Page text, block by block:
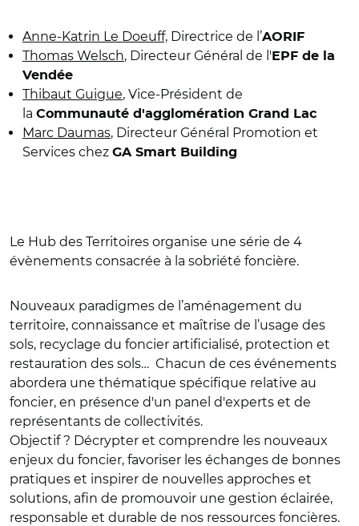
Anne-Katrin Le Doeuff, Directrice de l’AORIF
Thomas Welsch, Directeur Général de l'EPF de la
Vendée
Thibaut Guigue, Vice-Président de
la Communauté d'agglomération Grand Lac
Marc Daumas, Directeur Général Promotion et
Services chez GA Smart Building
Le Hub des Territoires organise une série de 4
évènements consacrée à la sobriété foncière.
Nouveaux paradigmes de l’aménagement du
territoire, connaissance et maîtrise de l’usage des
sols, recyclage du foncier artificialisé, protection et
restauration des sols… Chacun de ces événements
abordera une thématique spécifique relative au
foncier, en présence d'un panel d'experts et de
représentants de collectivités.
Objectif ? Décrypter et comprendre les nouveaux
enjeux du foncier, favoriser les échanges de bonnes
pratiques et inspirer de nouvelles approches et
solutions, afin de promouvoir une gestion éclairée,
responsable et durable de nos ressources foncières.